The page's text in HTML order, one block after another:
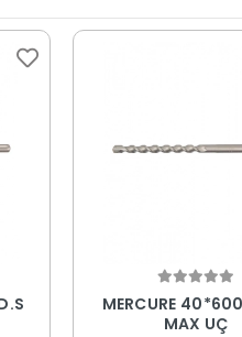
MERCURE
MAX UÇ